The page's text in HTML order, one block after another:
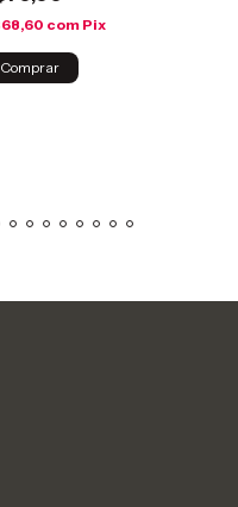
com Pix
Comprar